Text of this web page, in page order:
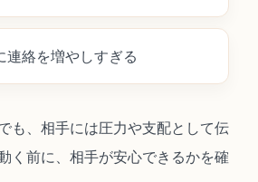
連絡を増やしすぎる
も、相手には圧力や支配として伝
く前に、相手が安心できるかを確